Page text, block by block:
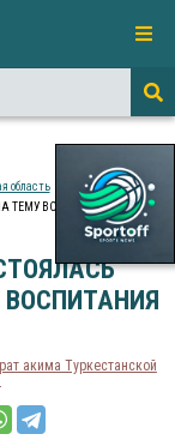
область
ТЕМУ ВОСПИТАНИЯ ДЕТЕЙ
акима Туркестанской